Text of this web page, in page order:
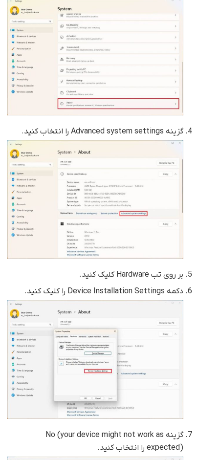
گزینه Advanced system settings را انتخاب کنید.
بر روی تب Hardware کلیک کنید.
دکمه Device Installation Settings را کلیک کنید.
گزینه No (your device might not work as
expected) را انتخاب کنید.